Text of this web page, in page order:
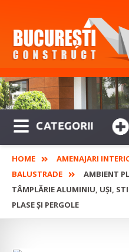
CATEGORII
HOME
AMENAJARI
BALUSTRADE
AMBIENT
TÂMPLĂRIE ALUMINIU, UȘI,
PLASE ȘI PERGOLE